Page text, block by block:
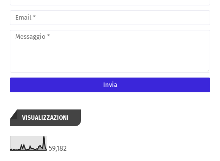
VISUALIZZAZIONI
59,182